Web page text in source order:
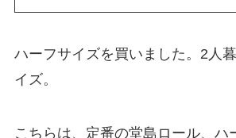
ハーフサイズを買いました。2人
イズ。
こちらは、定番の堂島ロール、ハ